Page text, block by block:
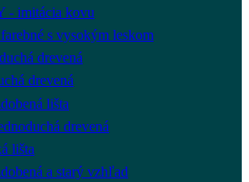
- imitácia kovu
s vysokým leskom
drevená
drevená
lišta
drevená
lišta
a starý vzhľad